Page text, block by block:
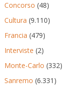
Concorso (48)
Cultura (9.110)
Francia (479)
Interviste (2)
Monte-Carlo (332)
Sanremo (6.331)